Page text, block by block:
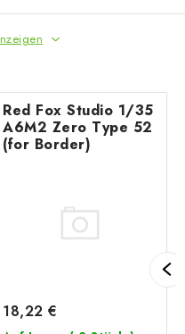
Red Fox Studio 1/35
A6M2 Zero Type 52
(for Border)
18,22 €